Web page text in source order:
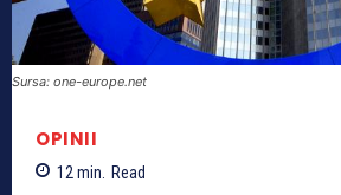
Sursa: one-europe.net
OPINII
12 min. Read